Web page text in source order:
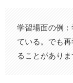
学習場面の例
ている。でも
ることがありま